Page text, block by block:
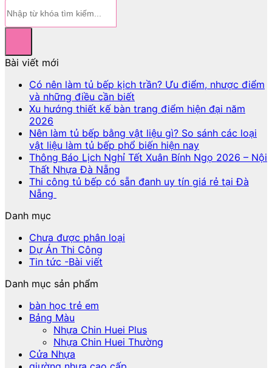
Bài viết mới
Có nên làm tủ bếp kịch trần? Ưu điểm, nhược điểm
và những điều cần biết
Xu hướng thiết kế bàn trang điểm hiện đại năm
2026
Nên làm tủ bếp bằng vật liệu gì? So sánh các loại
vật liệu làm tủ bếp phổ biến hiện nay
Thông Báo Lịch Nghỉ Tết Xuân Bính Ngọ 2026 – Nội
Thất Nhựa Đà Nẵng
Thi công tủ bếp có sẵn đanh uy tín giá rẻ tại Đà
Nẵng
Danh mục
Chưa được phân loại
Dự Án Thi Công
Tin tức -Bài viết
Danh mục sản phẩm
bàn học trẻ em
Bảng Màu
Nhựa Chin Huei Plus
Nhựa Chin Huei Thường
Cửa Nhựa